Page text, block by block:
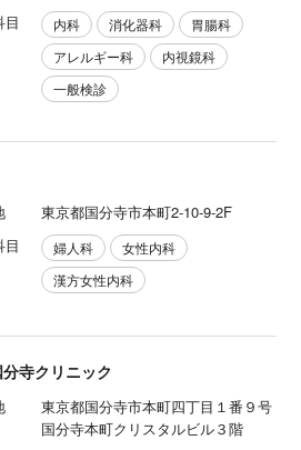
目
内科 消化器科
胃腸科
アレルギー科
内視鏡科
一般検診
東京都国分寺市本町2-10-9-2F
目
婦人科
女性内科
漢方女性内科
寺クリニック
東京都国分寺市本町四丁目１番９号
国分寺本町クリスタルビル３階